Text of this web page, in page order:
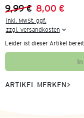
Vorheriger Preis:
9,99 €
Neuer Preis:
8,00 €
inkl. MwSt. ggf.
zzgl. Versandkosten
Leider ist dieser Artikel
ARTIKEL MERKEN